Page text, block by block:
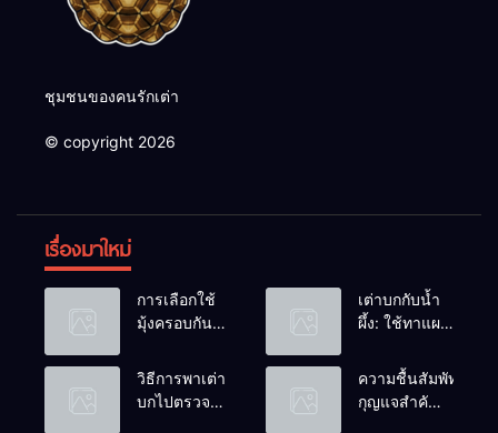
ชุมชนของคนรักเต่า
© copyright 2026
เรื่องมาใหม่
การเลือกใช้
มุ้งครอบกัน
วางไข่ในคอก
เต่า
เต่าบกกับน้ำ
ผึ้ง: ใช้ทาแผล
ดื่มได้ไหม?
วิธีการพาเต่า
บกไปตรวจ
ความชื้นสัมพัทธ์:
กุญแจสำคัญ